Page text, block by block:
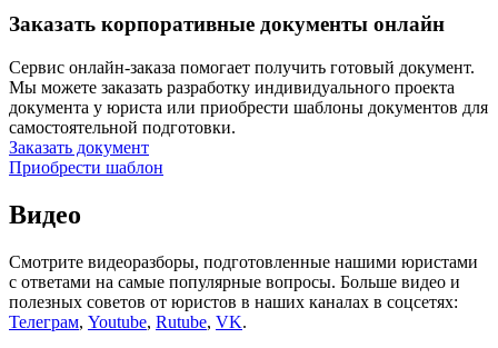
Заказать корпоративные документы онлайн
Сервис онлайн-заказа помогает получить готовый документ.
Мы можете заказать разработку индивидуального проекта
документа у юриста или приобрести шаблоны документов для
самостоятельной подготовки.
Заказать документ
Приобрести шаблон
Видео
Смотрите видеоразборы, подготовленные нашими юристами
с ответами на самые популярные вопросы. Больше видео и
полезных советов от юристов в наших каналах в соцсетях:
Телеграм, Youtube, Rutube, VK.